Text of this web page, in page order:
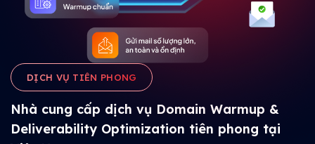
DỊCH VỤ TIÊN PHONG
Nhà cung cấp dịch vụ Domain Warmup &
Deliverability Optimization tiên phong tại